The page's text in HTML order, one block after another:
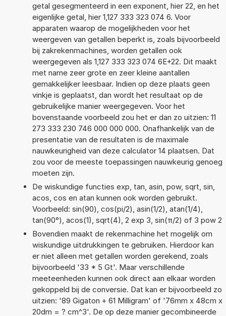
getal gesegmenteerd in een exponent, hier 22, en het
eigenlijke getal, hier 1,127 333 323 074 6. Voor
apparaten waarop de mogelijkheden voor het
weergeven van getallen beperkt is, zoals bijvoorbeeld
bij zakrekenmachines, worden getallen ook
weergegeven als 1,127 333 323 074 6E+22. Dit maakt
met name zeer grote en zeer kleine aantallen
gemakkelijker leesbaar. Indien op deze plaats geen
vinkje is geplaatst, dan wordt het resultaat op de
gebruikelijke manier weergegeven. Voor het
bovenstaande voorbeeld zou het er dan zo uitzien: 11
273 333 230 746 000 000 000. Onafhankelijk van de
presentatie van de resultaten is de maximale
nauwkeurigheid van deze calculator 14 plaatsen. Dat
zou voor de meeste toepassingen nauwkeurig genoeg
moeten zijn.
De wiskundige functies exp, tan, asin, pow, sqrt, sin,
acos, cos en atan kunnen ook worden gebruikt.
Voorbeeld: sin(90), cos(pi/2), asin(1/2), atan(1/4),
tan(90°), acos(1), sqrt(4), 2 exp 3, sin(π/2) of 3 pow 2
Bovendien maakt de rekenmachine het mogelijk om
wiskundige uitdrukkingen te gebruiken. Hierdoor kan
er niet alleen met getallen worden gerekend, zoals
bijvoorbeeld '33 * 5 Gt'. Maar verschillende
meeteenheden kunnen ook direct aan elkaar worden
gekoppeld bij de conversie. Dat kan er bijvoorbeeld zo
uitzien: '89 Gigaton + 61 Milligram' of '76mm x 48cm x
20dm = ? cm^3'. De op deze manier gecombineerde